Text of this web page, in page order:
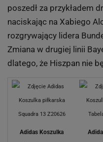
poszedł za przykładem
naciskając na Xabiego
rozgrywający lidera
Zmiana w drugiej linii
dlatego, że Hiszpan nie
Adidas Koszulka